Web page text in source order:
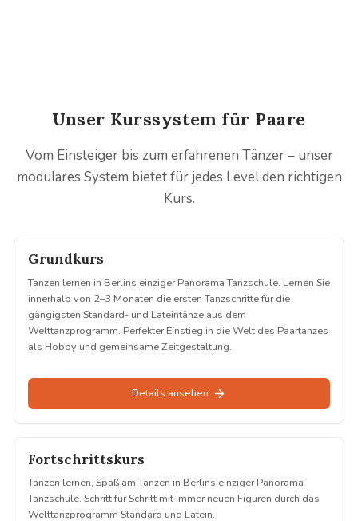
Unser Kurssystem für Paare
Vom Einsteiger bis zum erfahrenen Tänzer – unser
modulares System bietet für jedes Level den richtigen
Kurs.
Grundkurs
Tanzen lernen in Berlins einziger Panorama Tanzschule. Lernen Sie
innerhalb von 2–3 Monaten die ersten Tanzschritte für die
gängigsten Standard- und Lateintänze aus dem
Welttanzprogramm. Perfekter Einstieg in die Welt des Paartanzes
als Hobby und gemeinsame Zeitgestaltung.
Details ansehen
Fortschrittskurs
Tanzen lernen, Spaß am Tanzen in Berlins einziger Panorama
Tanzschule. Schritt für Schritt mit immer neuen Figuren durch das
Welttanzprogramm Standard und Latein.